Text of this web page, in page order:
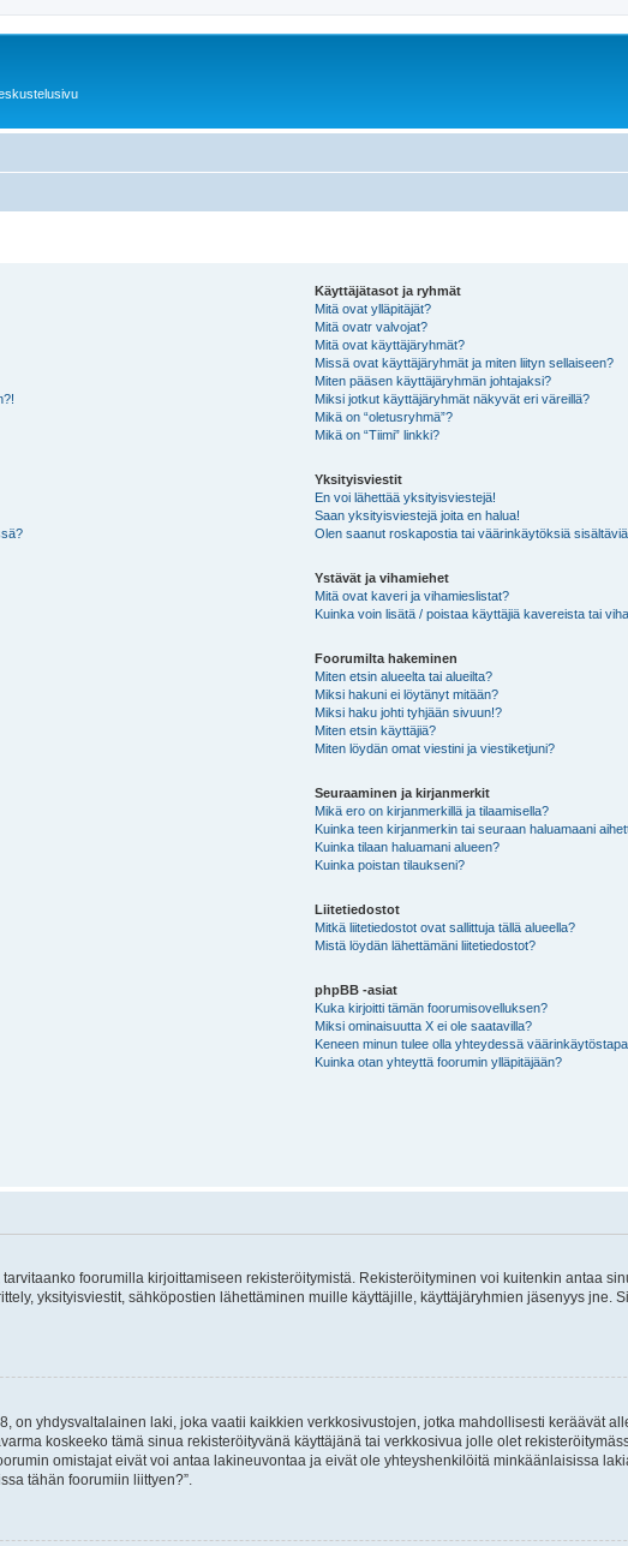
Käyttäjätasot ja ryhmät
Mitä ovat ylläpitäjät?
Mitä ovatr valvojat?
Mitä ovat käyttäjäryhmät?
Missä ovat käyttäjäryhmät ja miten liityn sellaiseen?
Miten pääsen käyttäjäryhmän johtajaksi?
Miksi jotkut käyttäjäryhmät näkyvät eri väreillä?
Mikä on “oletusryhmä”?
Mikä on “Tiimi” linkki?
Yksityisviestit
En voi lähettää yksityisviestejä!
Saan yksityisviestejä joita en halua!
Olen saanut roskapostia tai väärinkäytöksiä
Ystävät ja vihamiehet
Mitä ovat kaveri ja vihamieslistat?
Kuinka voin lisätä / poistaa käyttäjiä kavereista tai
Foorumilta hakeminen
Miten etsin alueelta tai alueilta?
Miksi hakuni ei löytänyt mitään?
Miksi haku johti tyhjään sivuun!?
Miten etsin käyttäjiä?
Miten löydän omat viestini ja viestiketjuni?
Seuraaminen ja kirjanmerkit
Mikä ero on kirjanmerkillä ja tilaamisella?
Kuinka teen kirjanmerkin tai seuraan haluamaani
Kuinka tilaan haluamani alueen?
Kuinka poistan tilaukseni?
Liitetiedostot
Mitkä liitetiedostot ovat sallittuja tällä alueella?
Mistä löydän lähettämäni liitetiedostot?
phpBB -asiat
Kuka kirjoitti tämän foorumisovelluksen?
Miksi ominaisuutta X ei ole saatavilla?
Keneen minun tulee olla yhteydessä
Kuinka otan yhteyttä foorumin ylläpitäjään?
foorumilla kirjoittamiseen rekisteröitymistä. Rekisteröityminen voi kuitenkin antaa
yksityisviestit, sähköpostien lähettäminen muille käyttäjille, käyttäjäryhmien jäsenyys jne.
on yhdysvaltalainen laki, joka vaatii kaikkien verkkosivustojen, jotka mahdollisesti keräävät
koskeeko tämä sinua rekisteröityvänä käyttäjänä tai verkkosivua jolle olet
omistajat eivät voi antaa lakineuvontaa ja eivät ole yhteyshenkilöitä minkäänlaisissa
tähän foorumiin liittyen?”.